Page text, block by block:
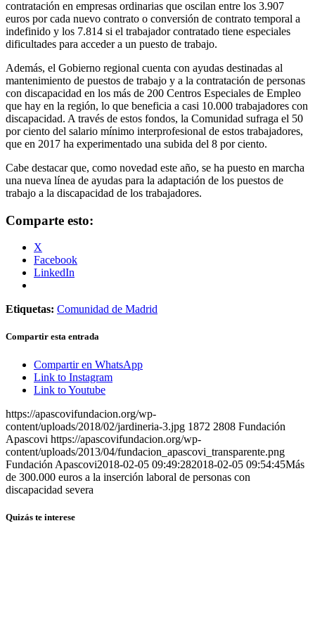
contratación en empresas ordinarias que oscilan entre los 3.907
euros por cada nuevo contrato o conversión de contrato temporal a
indefinido y los 7.814 si el trabajador contratado tiene especiales
dificultades para acceder a un puesto de trabajo.
Además, el Gobierno regional cuenta con ayudas destinadas al
mantenimiento de puestos de trabajo y a la contratación de personas
con discapacidad en los más de 200 Centros Especiales de Empleo
que hay en la región, lo que beneficia a casi 10.000 trabajadores con
discapacidad. A través de estos fondos, la Comunidad sufraga el 50
por ciento del salario mínimo interprofesional de estos trabajadores,
que en 2017 ha experimentado una subida del 8 por ciento.
Cabe destacar que, como novedad este año, se ha puesto en marcha
una nueva línea de ayudas para la adaptación de los puestos de
trabajo a la discapacidad de los trabajadores.
Comparte esto:
X
Facebook
LinkedIn
Etiquetas: Comunidad de Madrid
Compartir esta entrada
Compartir en WhatsApp
Link to Instagram
Link to Youtube
https://apascovifundacion.org/wp-
content/uploads/2018/02/jardineria-3.jpg 1872 2808 Fundación
Apascovi https://apascovifundacion.org/wp-
content/uploads/2013/04/fundacion_apascovi_transparente.png
Fundación Apascovi2018-02-05 09:49:282018-02-05 09:54:45Más
de 300.000 euros a la inserción laboral de personas con
discapacidad severa
Quizás te interese